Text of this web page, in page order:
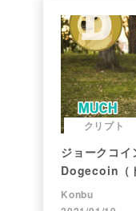
クリプト
ジョークコイ
Dogecoin（
まで。注目さ
Konbu